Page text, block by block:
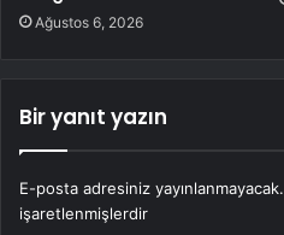
Ağustos 6, 2026
Bir yanıt yazın
E-posta adresiniz yayınlanmayacak.
işaretlenmişlerdir